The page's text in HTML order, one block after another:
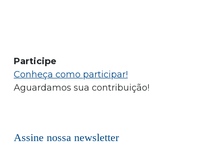
Participe
Conheça como participar!
Aguardamos sua contribuição!
Assine nossa newsletter